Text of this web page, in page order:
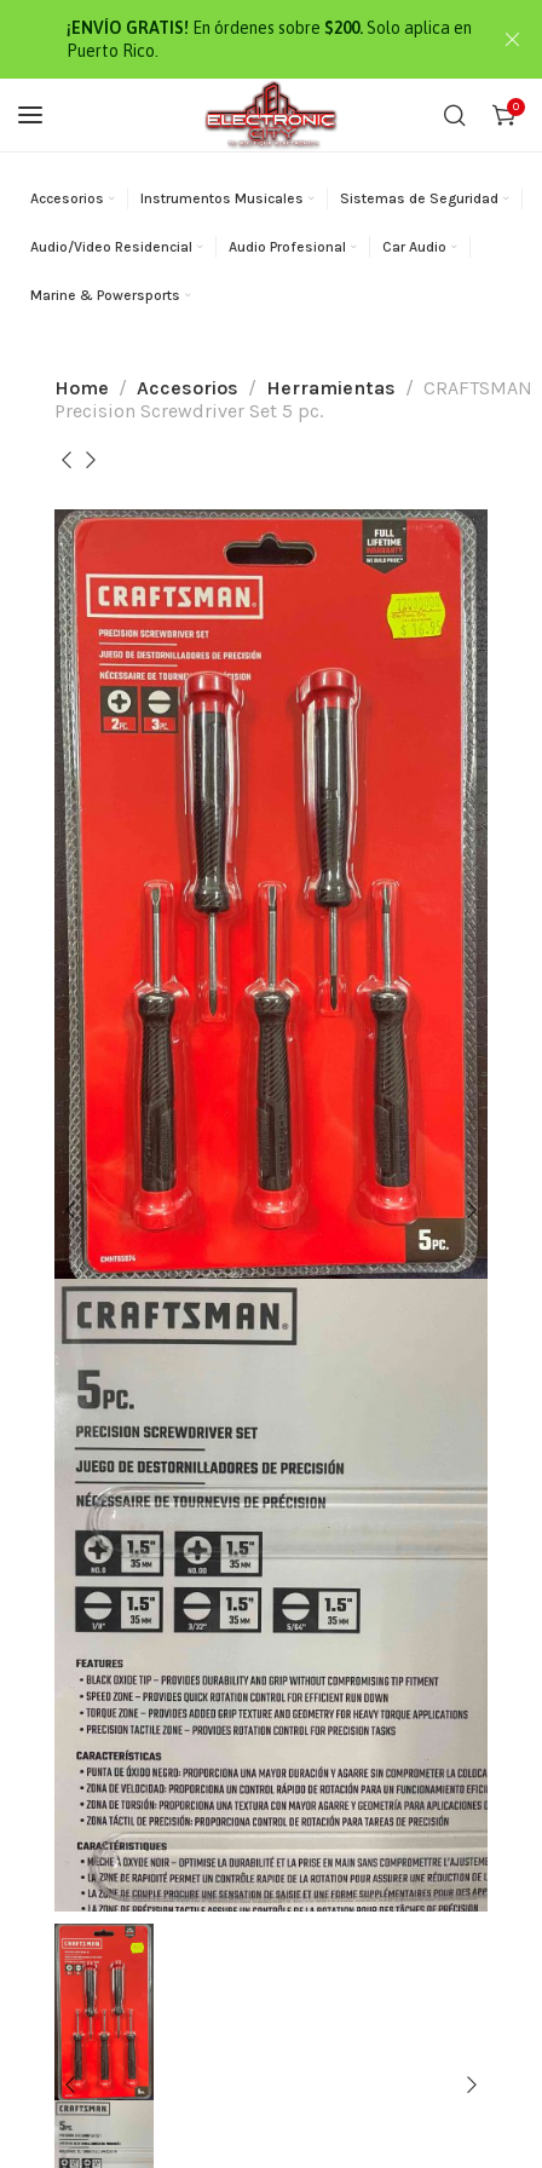
¡ENVÍO GRATIS! En órdenes sobre $200. Solo aplica en
Puerto Rico.
0
Accesorios Instrumentos Musicales Sistemas de Seguridad
Audio/Video Residencial Audio Profesional Car Audio
Marine & Powersports
Home Accesorios Herramientas
CRAFTSMAN
Precision Screwdriver Set 5 pc.